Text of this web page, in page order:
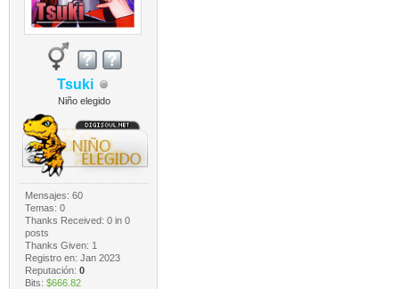
Tsuki
Niño elegido
Mensajes: 60
Temas: 0
Thanks Received: 0in 0
posts
Thanks Given: 1
Registro en: Jan 2023
Reputación: 0
Bits: $666.82